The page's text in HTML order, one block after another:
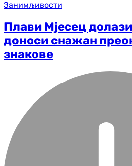
Занимљивости
Плави Мјесец долази
доноси снажан
знакове